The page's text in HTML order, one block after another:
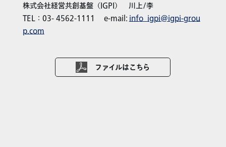
株式会社経営共創基盤（IGPI） 川上/李
TEL：03- 4562-1111 e-mail: info_igpi@igpi-grou
p.com
ファイルはこちら